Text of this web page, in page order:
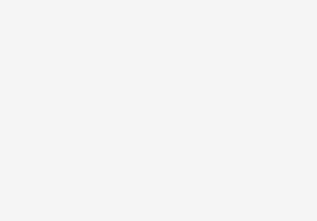
biologisch ritme (DSWPD)